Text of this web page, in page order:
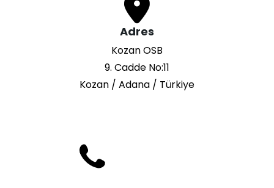
Adres
Kozan OSB
9. Cadde No:11
Kozan / Adana / Türkiye